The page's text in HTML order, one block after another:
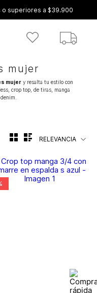
o superiores a $39.900
mujer
mujery resalta tu estilo con
crop top, de tiras, manga
RELEVANCIA